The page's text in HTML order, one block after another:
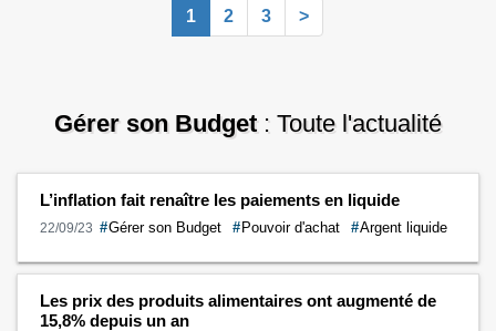
Tous les maires touchent-ils …
lecture deQuel salaire touche un maire ?
1 2 3 >
Gérer son Budget: Toute l'actualité
L’inflation fait renaître les paiements en liquide
22/09/23 #Gérer son Budget #Pouvoir d'achat #Argent liquide
Les prix des produits alimentaires ont augmenté de
15,8% depuis un an